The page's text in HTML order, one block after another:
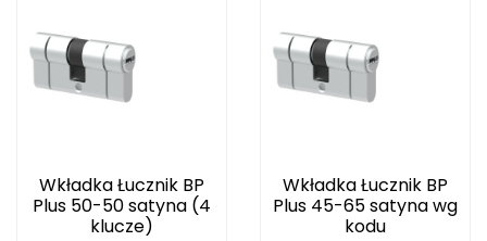
Wkładka Łucznik BP
Plus 50-50 satyna (4
klucze)
Wkładka Łucznik BP
Plus 45-65 satyna wg
kodu